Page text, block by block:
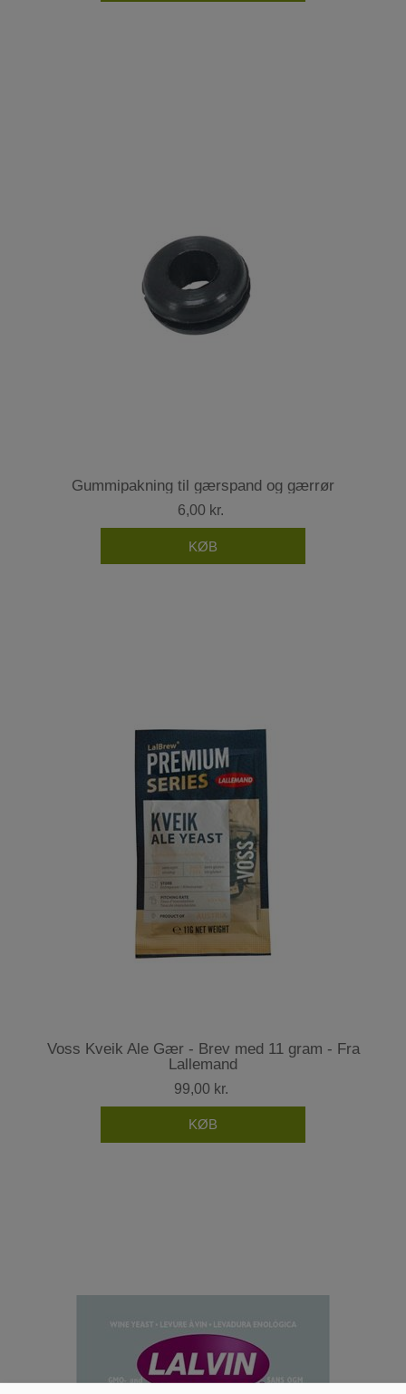
Gummipakning til gærspand og gærrør
6,00 kr.
Voss Kveik Ale Gær - Brev med 11 gram - Fra
Lallemand
99,00 kr.